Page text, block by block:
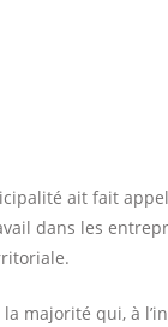
ait fait
dans les
majorité qui, à